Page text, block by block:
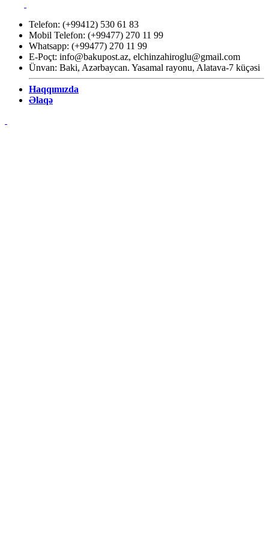
Telefon: (+99412) 530 61 83
Mobil Telefon: (+99477) 270 11 99
Whatsapp: (+99477) 270 11 99
E-Poçt: info@bakupost.az, elchinzahiroglu@gmail.com
Ünvan: Baki, Azərbaycan. Yasamal rayonu, Alatava-7 küçəsi
Haqqımızda
Əlaqə